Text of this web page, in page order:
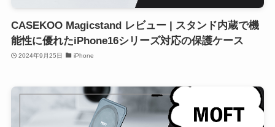
CASEKOO Magicstand レビュー | スタンド内蔵で機
能性に優れたiPhone16シリーズ対応の保護ケース
2024年9月25日 iPhone